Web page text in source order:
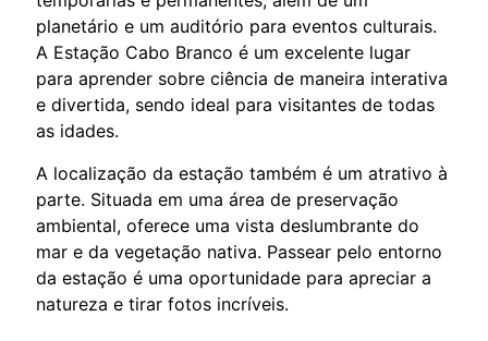
planetário e um auditório para eventos culturais.
A Estação Cabo Branco é um excelente lugar
para aprender sobre ciência de maneira interativa
e divertida, sendo ideal para visitantes de todas
as idades.
A localização da estação também é um atrativo à
parte. Situada em uma área de preservação
ambiental, oferece uma vista deslumbrante do
mar e da vegetação nativa. Passear pelo entorno
da estação é uma oportunidade para apreciar a
natureza e tirar fotos incríveis.